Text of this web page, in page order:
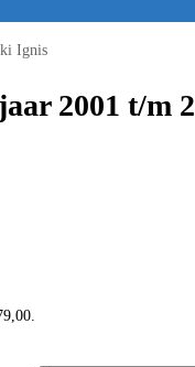
Ignis
2001 t/m